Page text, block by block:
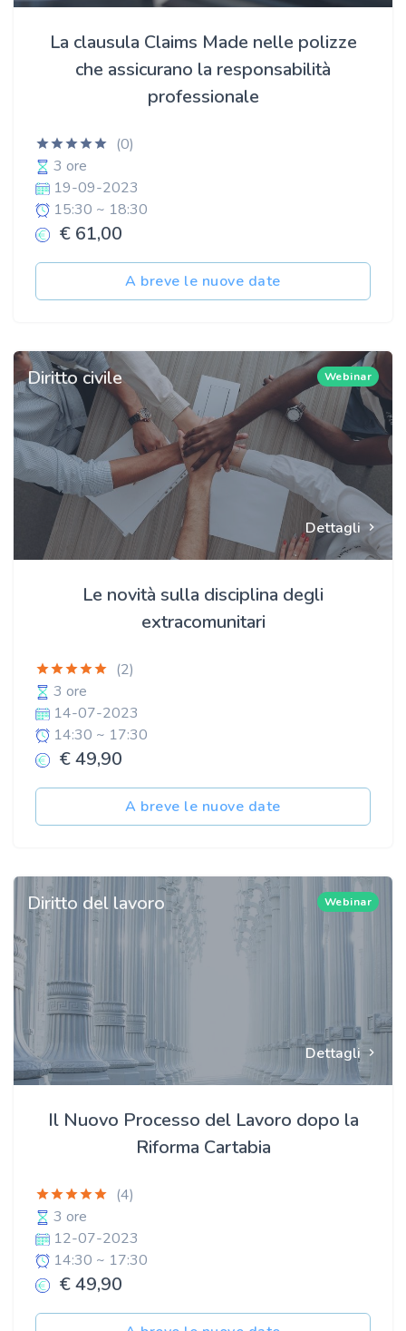
La clausula Claims Made nelle polizze
che assicurano la responsabilità
professionale
(0)
3 ore
19-09-2023
15:30 ~ 18:30
€ 61,00
A breve le nuove date
Dettagli
Diritto civile Webinar
Le novità sulla disciplina degli
extracomunitari
(2)
3 ore
14-07-2023
14:30 ~ 17:30
€ 49,90
A breve le nuove date
Dettagli
Diritto del lavoro Webinar
Il Nuovo Processo del Lavoro dopo la
Riforma Cartabia
(4)
3 ore
12-07-2023
14:30 ~ 17:30
€ 49,90